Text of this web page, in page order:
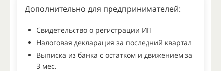
Дополнительно для предпринимателей:
Свидетельство о регистрации ИП
Налоговая декларация за последний квартал
Выписка из банка с остатком и движением за
3 мес.